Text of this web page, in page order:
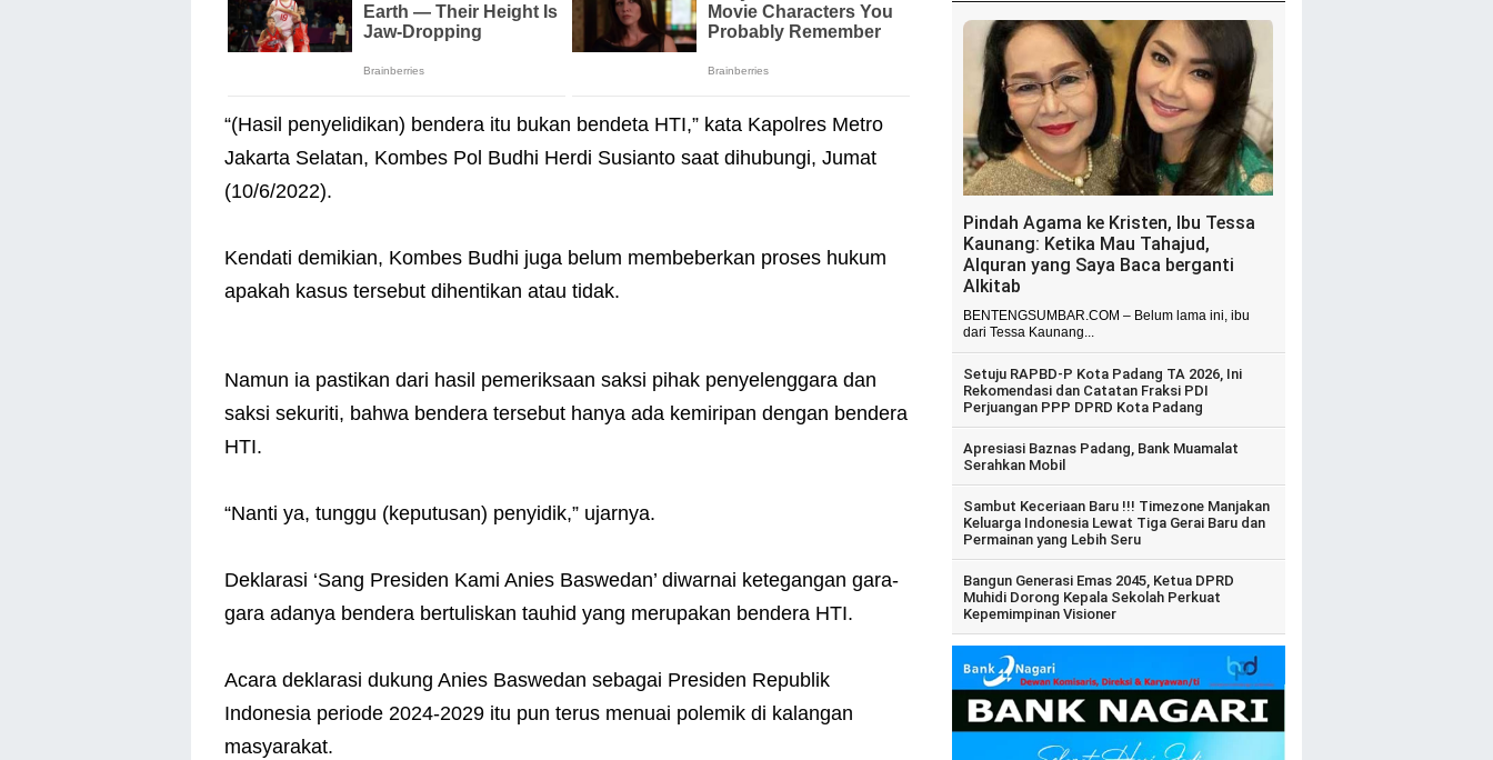
“(Hasil penyelidikan) bendera itu bukan bendeta HTI,” kata Kapolres Metro
Jakarta Selatan, Kombes Pol Budhi Herdi Susianto saat dihubungi, Jumat
(10/6/2022).
Kendati demikian, Kombes Budhi juga belum membeberkan proses hukum
apakah kasus tersebut dihentikan atau tidak.
Namun ia pastikan dari hasil pemeriksaan saksi pihak penyelenggara dan
saksi sekuriti, bahwa bendera tersebut hanya ada kemiripan dengan bendera
HTI.
“Nanti ya, tunggu (keputusan) penyidik,” ujarnya.
Deklarasi ‘Sang Presiden Kami Anies Baswedan’ diwarnai ketegangan gara-
gara adanya bendera bertuliskan tauhid yang merupakan bendera HTI.
Acara deklarasi dukung Anies Baswedan sebagai Presiden Republik
Indonesia periode 2024-2029 itu pun terus menuai polemik di kalangan
masyarakat.
Pindah Agama ke Kristen, Ibu Tessa
Kaunang: Ketika Mau Tahajud,
Alquran yang Saya Baca berganti
Alkitab
BENTENGSUMBAR.COM – Belum lama ini, ibu
dari Tessa Kaunang...
Setuju RAPBD-P Kota Padang TA 2026, Ini
Rekomendasi dan Catatan Fraksi PDI
Perjuangan PPP DPRD Kota Padang
Apresiasi Baznas Padang, Bank Muamalat
Serahkan Mobil
Sambut Keceriaan Baru !!! Timezone Manjakan
Keluarga Indonesia Lewat Tiga Gerai Baru dan
Permainan yang Lebih Seru
Bangun Generasi Emas 2045, Ketua DPRD
Muhidi Dorong Kepala Sekolah Perkuat
Kepemimpinan Visioner